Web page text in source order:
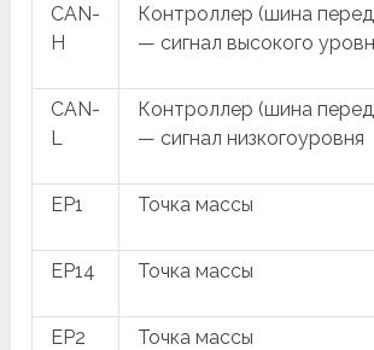
CAN-
H
Контроллер (шина
— сигнал высокого
CAN-
L
Контроллер (шина
— сигнал низкогоуровня
EP1 Точка массы
EP14 Точка массы
EP2 Точка массы